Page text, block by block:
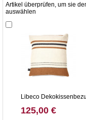
Artikel überprüfen, um sie
auswählen
Libeco
125,00 €